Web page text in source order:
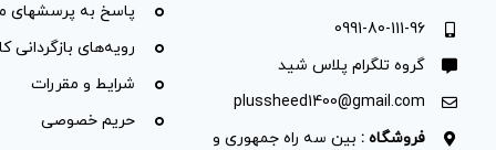
0991-80-111-96
گروه تلگرام پلاس شید
plussheed1400@gmail.com
فروشگاه :بین سه راه جمهوری و
پاسخ به پرسشهای
رویه‌های بازگردانی
شرایط و مقررات
حریم خصوصی